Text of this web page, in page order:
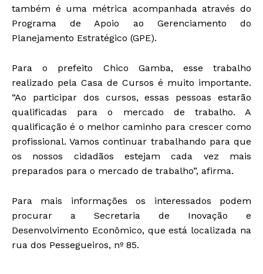
também é uma métrica acompanhada através do
Programa de Apoio ao Gerenciamento do
Planejamento Estratégico (GPE).
Para o prefeito Chico Gamba, esse trabalho
realizado pela Casa de Cursos é muito importante.
“Ao participar dos cursos, essas pessoas estarão
qualificadas para o mercado de trabalho. A
qualificação é o melhor caminho para crescer como
profissional. Vamos continuar trabalhando para que
os nossos cidadãos estejam cada vez mais
preparados para o mercado de trabalho”, afirma.
Para mais informações os interessados podem
procurar a Secretaria de Inovação e
Desenvolvimento Econômico, que está localizada na
rua dos Pessegueiros, nº 85.